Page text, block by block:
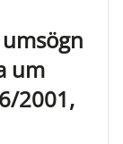
um
2001,